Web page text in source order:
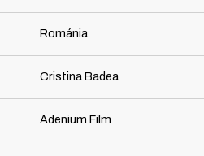
Románia
Cristina Badea
Adenium Film